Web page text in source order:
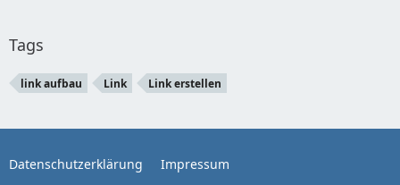
Tags
link aufbau Link Link erstellen
Datenschutzerklärung Impressum